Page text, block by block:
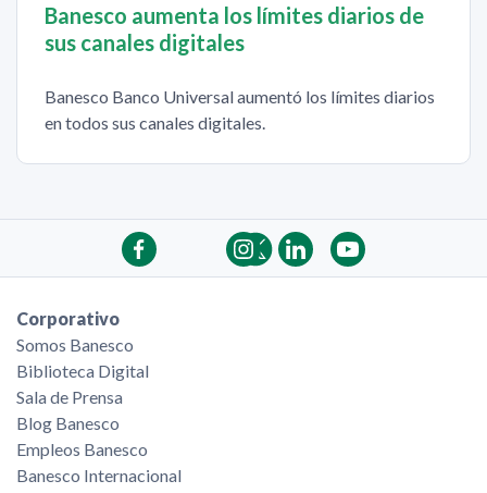
Banesco aumenta los límites diarios de
sus canales digitales
Banesco Banco Universal aumentó los límites diarios
en todos sus canales digitales.
Corporativo
Somos Banesco
Biblioteca Digital
Sala de Prensa
Blog Banesco
Empleos Banesco
Banesco Internacional